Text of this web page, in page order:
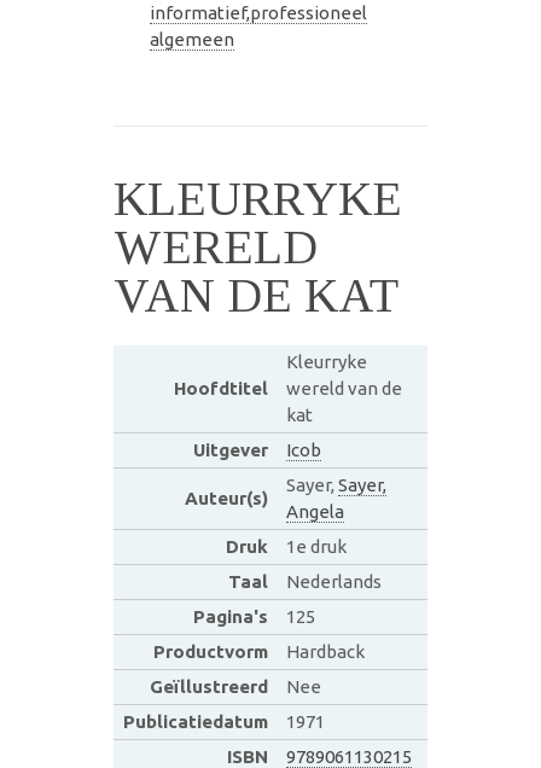
informatief,professioneel
algemeen
KLEURRYKE
WERELD
VAN DE KAT
Hoofdtitel
Kleurryke
wereld van de
kat
Uitgever
Icob
Auteur(s)
Sayer, Sayer,
Angela
Druk
1e druk
Taal
Nederlands
Pagina's
125
Productvorm
Hardback
Geïllustreerd
Nee
Publicatiedatum
1971
ISBN
9789061130215